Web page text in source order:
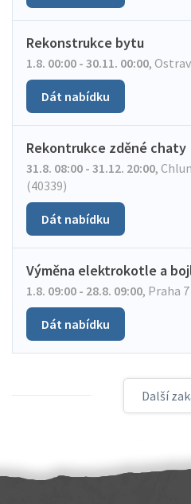
Rekonstrukce bytu
1.8. 00:00 - 30.11. 00:00,
Dát nabídku
Rekontrukce zděné chaty
31.8. 08:00 - 31.12. 20:00,
(40339)
Dát nabídku
Výměna elektrokotle a
1.8. 09:00 - 28.8. 09:00, Praha
Dát nabídku
Další